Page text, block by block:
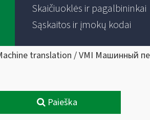
Skaičiuoklės ir pagalbininkai
Sąskaitos ir įmokų kodai
translation / VMI Машинный
Paieška